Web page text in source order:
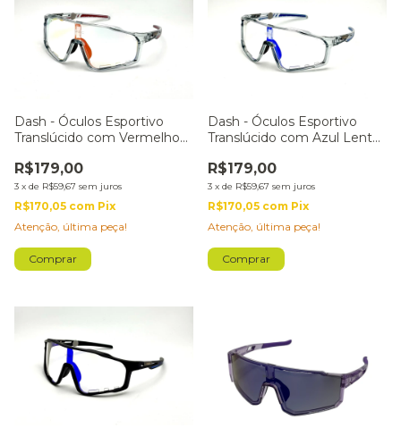
Dash - Óculos Esportivo
Translúcido com Vermelho
R$179,00
3 x de R$59,67 sem juros
R$170,05 com Pix
Atenção, última peça!
Dash - Óculos Esportivo
Translúcido com Azul Lente
R$179,00
3 x de R$59,67 sem juros
R$170,05 com Pix
Atenção, última peça!